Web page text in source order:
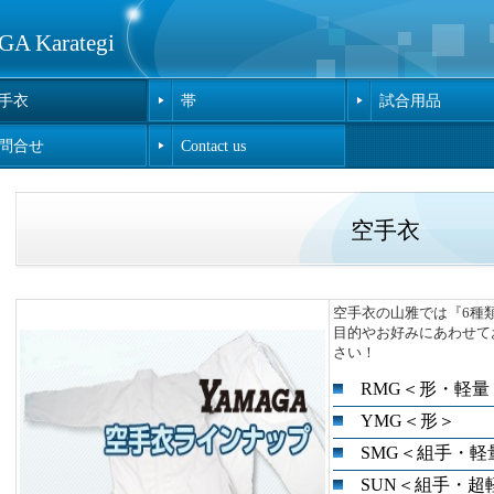
Karategi
衣 帯 試合用品
合せ Contact us
空手衣
空手衣の山雅では『6種
目的やお好みにあわせ
さい！
RMG＜形・軽量
YMG＜形＞
SMG＜組手・軽
SUN＜組手・超